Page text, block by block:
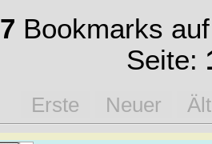
7 Bookmarks
Seite:
Erste Neuer